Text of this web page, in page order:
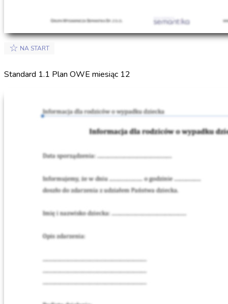
☆ NA START
Standard 1.1 Plan OWE miesiąc 12